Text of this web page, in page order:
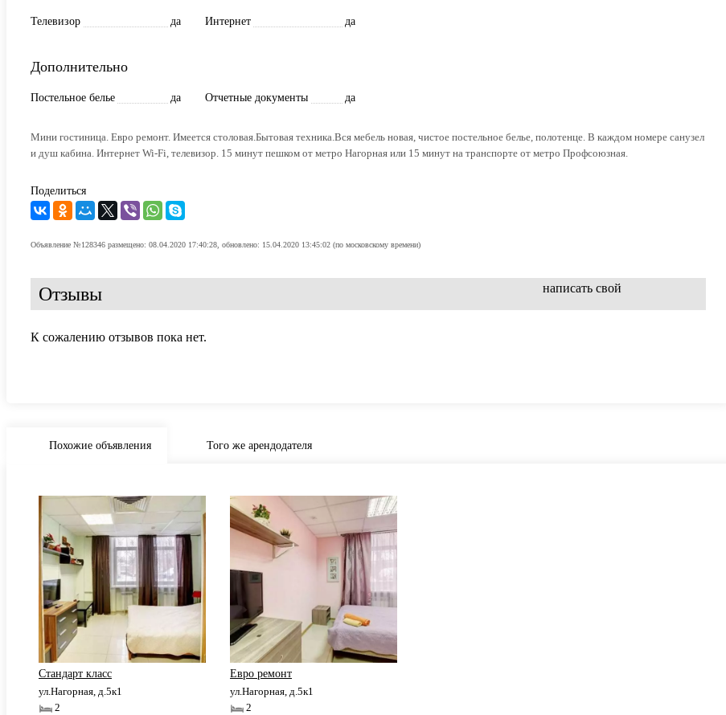
Телевизор да Интернет да
Дополнительно
Постельное белье да Отчетные документы да
Мини гостиница. Евро ремонт. Имеется столовая.Бытовая техника.Вся мебель новая, чистое постельное белье, полотенце. В каждом номере санузел
и душ кабина. Интернет Wi-Fi, телевизор. 15 минут пешком от метро Нагорная или 15 минут на транспорте от метро Профсоюзная.
Поделиться
Объявление №128346 размещено: 08.04.2020 17:40:28, обновлено: 15.04.2020 13:45:02 (по московскому времени)
Отзывы написать свой
К сожалению отзывов пока нет.
Похожие объявления Того же арендодателя
Стандарт класс
ул.Нагорная, д.5к1
2
Евро ремонт
ул.Нагорная, д.5к1
2